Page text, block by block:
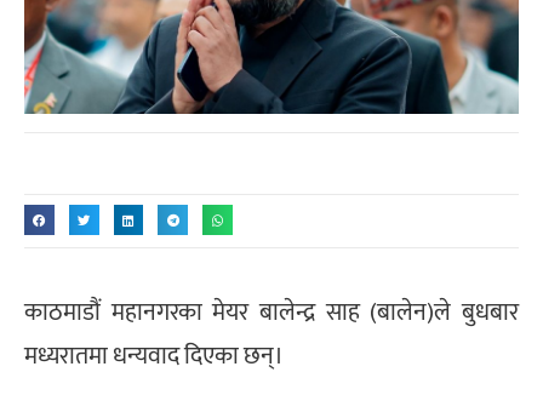
काठमाडौं महानगरका मेयर बालेन्द्र साह (बालेन)ले बुधबार
मध्यरातमा धन्यवाद दिएका छन्।